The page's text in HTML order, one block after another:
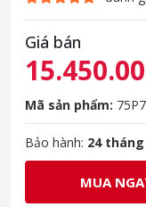
Giá bán
Mã sản phẩm:
Bảo hành: 24 tháng
MUA